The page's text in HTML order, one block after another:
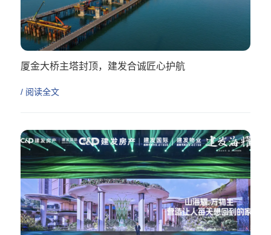
厦金大桥主塔封顶，建发合诚匠心护航
/ 阅读全文